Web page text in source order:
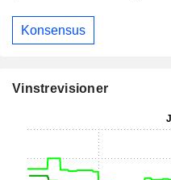
Konsensus
Vinstrevisioner